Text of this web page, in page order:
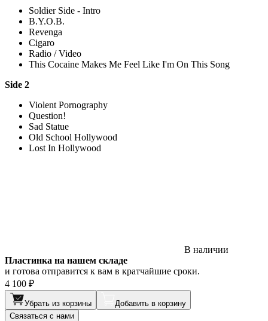
Soldier Side - Intro
B.Y.O.B.
Revenga
Cigaro
Radio / Video
This Cocaine Makes Me Feel Like I'm On This Song
Side 2
Violent Pornography
Question!
Sad Statue
Old School Hollywood
Lost In Hollywood
В наличии
Пластинка на нашем складе
и готова отправится к вам в кратчайшие сроки.
4 100 ₽
Убрать из корзины
Добавить в корзину
Связаться с нами